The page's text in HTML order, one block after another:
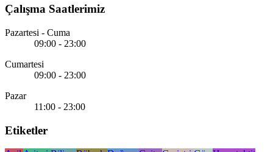
Çalışma Saatlerimiz
Pazartesi - Cuma
09:00 - 23:00
Cumartesi
09:00 - 23:00
Pazar
11:00 - 23:00
Etiketler